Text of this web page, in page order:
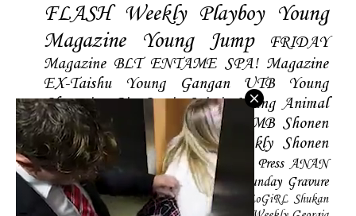
FLASH Weekly Playboy Young
Magazine
Young Jump
FRIDAY
Magazine BLT ENTAME SPA! Magazine
EX-Taishu
Young Gangan UTB
Young
Champion Big Comic Spirtis Young Animal
Shonen Magazine
BUBKA BOMB Shonen
Champion
Manga Action
Weekly Shonen
Sunday Photobooks BRODY Hustle Press ANAN
Magazine
SMART Magazine Young Sunday Gravure
The Television CD&DL My Girl Daily LoGiRL Shukan